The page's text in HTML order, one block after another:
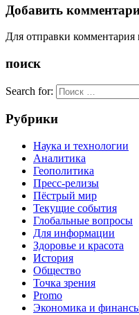
Добавить
Для отправки комментария
поиск
Search for:
Рубрики
Наука и технологии
Аналитика
Геополитика
Пресс-релизы
Пёстрый мир
Текущие события
Глобальные вопросы
Для информации
Здоровье и красота
История
Общество
Точка зрения
Promo
Экономика и